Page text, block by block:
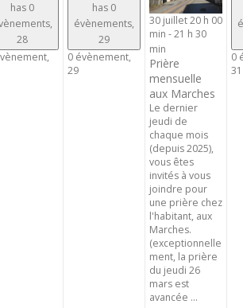
has 0
28
has 0
évènements,
29
0 évènement,
29
30 juillet 20 h 00
min -21 h 30
min
Prière
mensuelle
aux Marches
Le dernier
jeudi de
chaque mois
(depuis 2025),
vous êtes
invités à vous
joindre pour
une prière chez
l'habitant, aux
Marches.
(exceptionnelle
ment, la prière
du jeudi 26
mars est
avancée ...
0
31